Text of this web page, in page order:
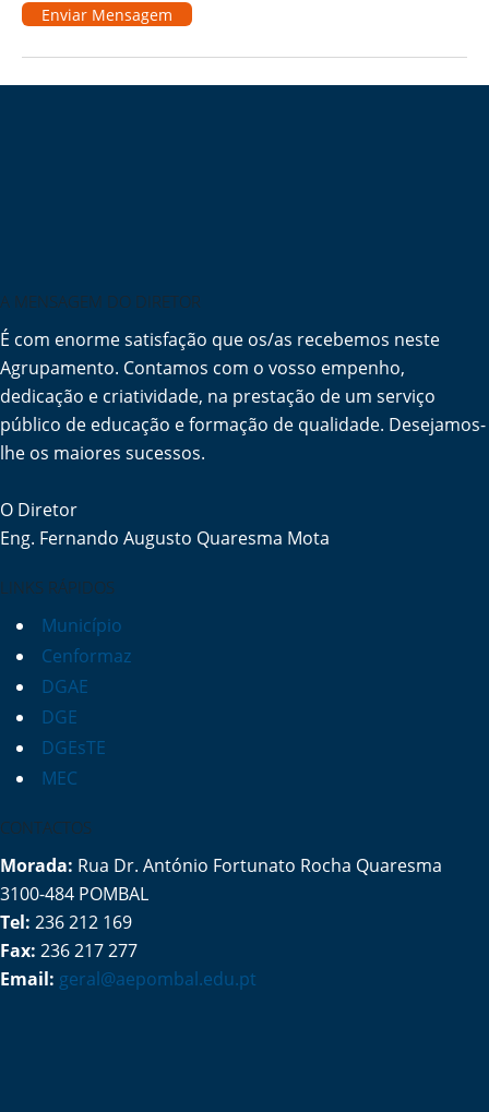
Enviar Mensagem
A MENSAGEM DO DIRETOR
É com enorme satisfação que os/as recebemos neste
Agrupamento. Contamos com o vosso empenho,
dedicação e criatividade, na prestação de um serviço
público de educação e formação de qualidade. Desejamos-
lhe os maiores sucessos.
O Diretor
Eng. Fernando Augusto Quaresma Mota
LINKS RÁPIDOS
Município
Cenformaz
DGAE
DGE
DGEsTE
MEC
CONTACTOS
Morada: Rua Dr. António Fortunato Rocha Quaresma
3100-484 POMBAL
Tel: 236 212 169
Fax: 236 217 277
Email: geral@aepombal.edu.pt